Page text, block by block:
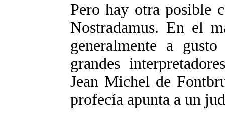
Pero hay otra posible
Nostradamus. En el
generalmente a
grandes
Jean Michel de
profecía apunta a un